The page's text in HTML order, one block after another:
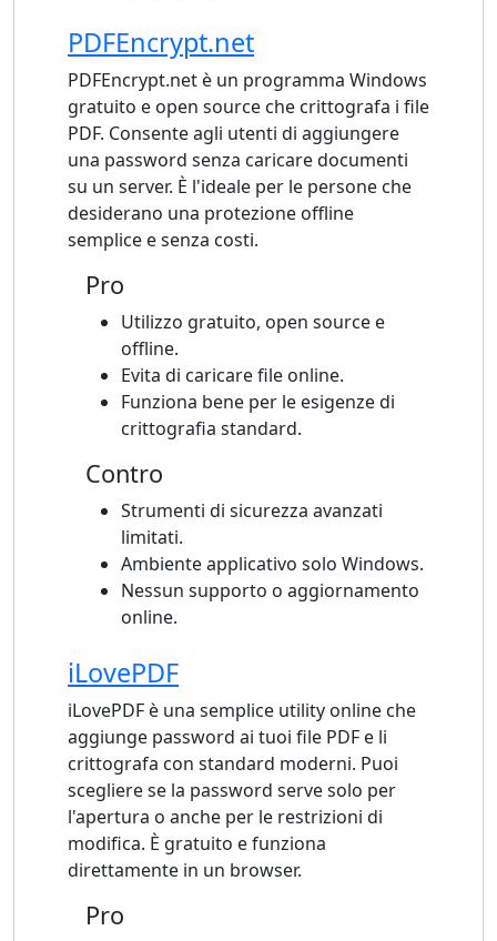
PDFEncrypt.net
PDFEncrypt.net è un programma Windows
gratuito e open source che crittografa i file
PDF. Consente agli utenti di aggiungere
una password senza caricare documenti
su un server. È l'ideale per le persone che
desiderano una protezione offline
semplice e senza costi.
Pro
Utilizzo gratuito, open source e
offline.
Evita di caricare file online.
Funziona bene per le esigenze di
crittografia standard.
Contro
Strumenti di sicurezza avanzati
limitati.
Ambiente applicativo solo Windows.
Nessun supporto o aggiornamento
online.
iLovePDF
iLovePDF è una semplice utility online che
aggiunge password ai tuoi file PDF e li
crittografa con standard moderni. Puoi
scegliere se la password serve solo per
l'apertura o anche per le restrizioni di
modifica. È gratuito e funziona
direttamente in un browser.
Pro